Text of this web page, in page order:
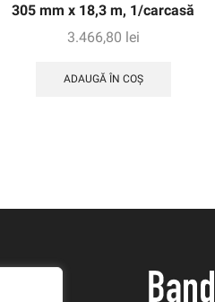
305 mm x 18,3 m, 1/carcasă
3.466,80 lei
ADAUGĂ ÎN COȘ